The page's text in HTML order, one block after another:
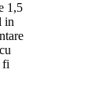
1,5
in
fi